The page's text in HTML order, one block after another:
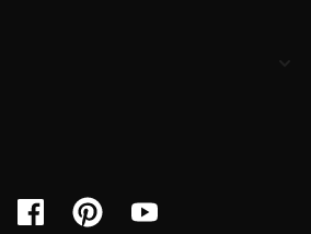
InstagramFacebookPinterest